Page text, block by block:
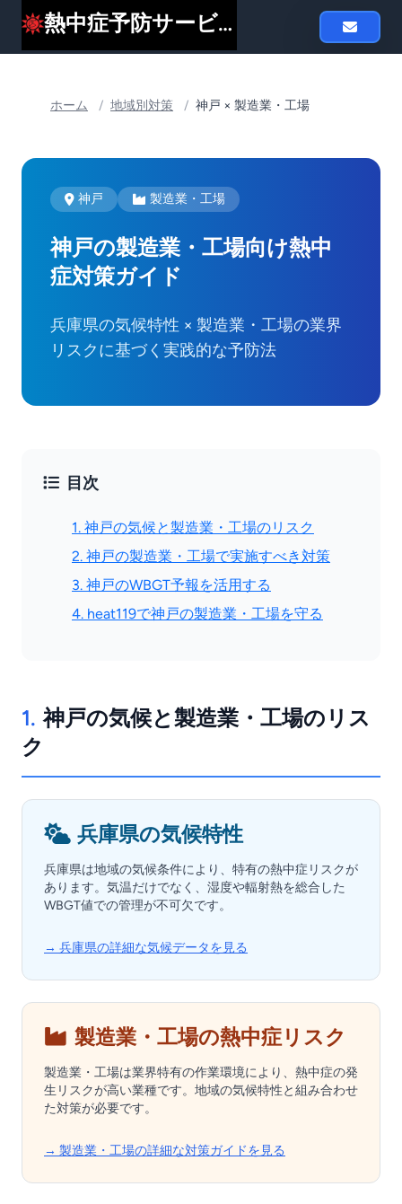
熱中症予防サービスheat119
ホーム / 地域別対策 / 神戸 × 製造業・工場
神戸 製造業・工場
神戸の製造業・工場向け熱中
症対策ガイド
兵庫県の気候特性 × 製造業・工場の業界
リスクに基づく実践的な予防法
目次
1. 神戸の気候と製造業・工場のリスク
2. 神戸の製造業・工場で実施すべき対策
3. 神戸のWBGT予報を活用する
4. heat119で神戸の製造業・工場を守る
1. 神戸の気候と製造業・工場のリス
ク
兵庫県の気候特性
兵庫県は地域の気候条件により、特有の熱中症リスクが
あります。気温だけでなく、湿度や輻射熱を総合した
WBGT値での管理が不可欠です。
→ 兵庫県の詳細な気候データを見る
製造業・工場の熱中症リスク
製造業・工場は業界特有の作業環境により、熱中症の発
生リスクが高い業種です。地域の気候特性と組み合わせ
た対策が必要です。
→ 製造業・工場の詳細な対策ガイドを見る